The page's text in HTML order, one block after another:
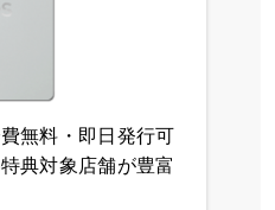
無料・即日発行可
典対象店舗が豊富